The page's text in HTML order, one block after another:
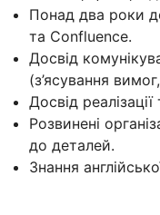
Понад два роки
та Confluence.
Досвід
(з’ясування
Досвід
Розвинені
до деталей.
Знання